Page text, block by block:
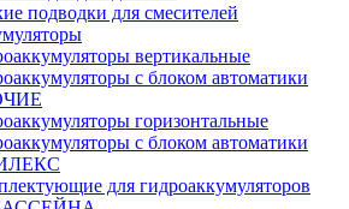
подводки для смесителей
вертикальные
с блоком автоматики
горизонтальные
с блоком автоматики
для гидроаккумуляторов